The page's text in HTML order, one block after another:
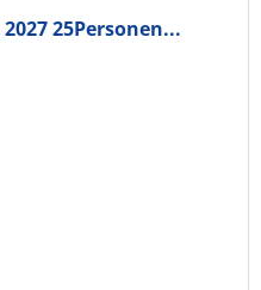
25Personen...